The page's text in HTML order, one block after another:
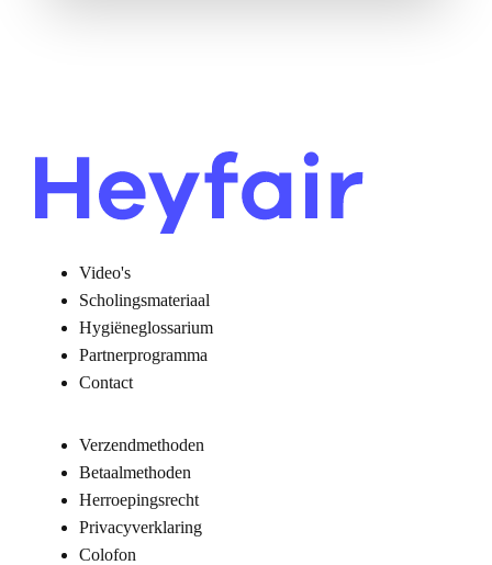
Video's
Scholingsmateriaal
Hygiëneglossarium
Partnerprogramma
Contact
Verzendmethoden
Betaalmethoden
Herroepingsrecht
Privacyverklaring
Colofon